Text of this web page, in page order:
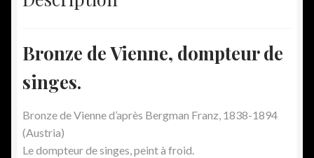
Bronze de Vienne, dompteur de
singes.
Bronze de Vienne d’après Bergman Franz, 1838-1894
(Austria)
Le dompteur de singes, peint à froid.